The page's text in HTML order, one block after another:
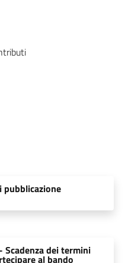
pubblicazione
Scadenza dei termini
al bando